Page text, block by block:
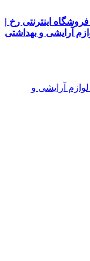
فروشگاه اینترنتی رخ |
آرایشی و بهداشتی